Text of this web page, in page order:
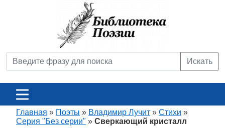
Искать
Главная » Поэты » Владимир Лучит » Стихи »
Серия "Без серии" » Сверкающий кристалл